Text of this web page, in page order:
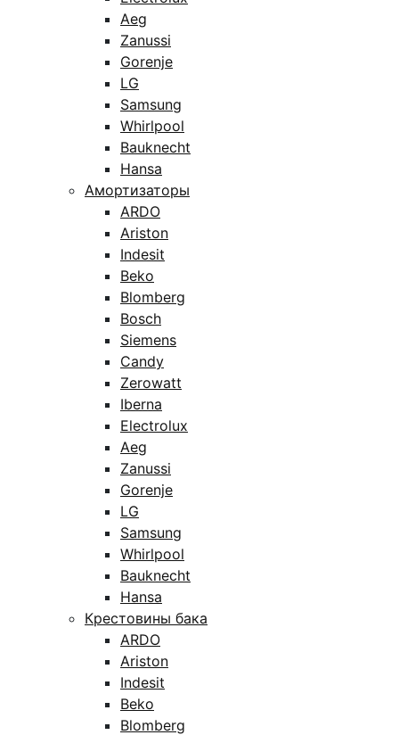
Aeg
Zanussi
Gorenje
LG
Samsung
Whirlpool
Bauknecht
Hansa
Амортизаторы
ARDO
Ariston
Indesit
Beko
Blomberg
Bosch
Siemens
Candy
Zerowatt
Iberna
Electrolux
Aeg
Zanussi
Gorenje
LG
Samsung
Whirlpool
Bauknecht
Hansa
Крестовины бака
ARDO
Ariston
Indesit
Beko
Blomberg